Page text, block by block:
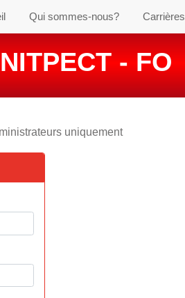
Qui sommes-nous? Carrières
- FO
uniquement